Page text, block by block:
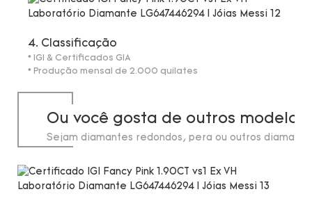
4. Classificação
* IGI & Certificados GIA
* Produção mensal de 2.000 quilates
Ou você gosta de outros
Sejam diamantes redondos, pera ou outros